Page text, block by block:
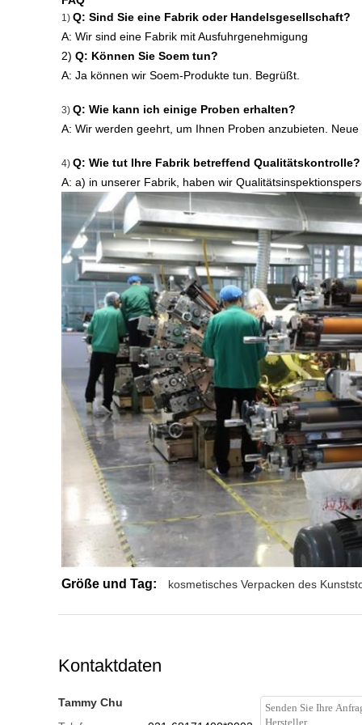
1) Q: Sind Sie eine Fabrik oder Handelsgesellschaft?
A: Wir sind eine Fabrik mit Ausfuhrgenehmigung
2) Q: Können Sie Soem tun?
A: Ja können wir Soem-Produkte tun. Begrüßt.
3) Q: Wie kann ich einige Proben erhalten?
A: Wir werden geehrt, um Ihnen Proben anzubieten.
4) Q: Wie tut Ihre Fabrik betreffend Qualitätskontrolle?
A: a) in unserer Fabrik, haben wir
Größe und Tag: kosmetisches Verpacken des
Kontaktdaten
Tammy Chu